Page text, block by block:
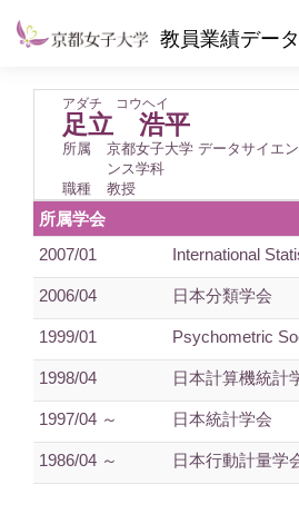
教員業績デー
アダチ コウヘイ
足立 浩平
所属
京都女子大学 データサイエ
ンス学科
職種
教授
所属学会
2007/01
International
2006/04 日本分類学会
1999/01 Psychometric
1998/04 日本計算機統計
1997/04 ～ 日本統計学会
1986/04 ～ 日本行動計量学